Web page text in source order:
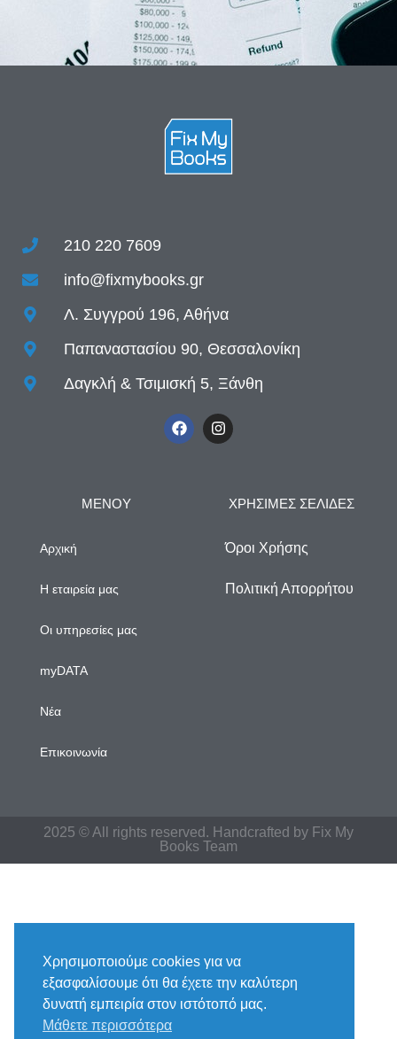
210 220 7609
info@fixmybooks.gr
Λ. Συγγρού 196, Αθήνα
Παπαναστασίου 90, Θεσσαλονίκη
Δαγκλή & Τσιμισκή 5, Ξάνθη
ΜΕΝΟΥ
Αρχική
Η εταιρεία μας
Οι υπηρεσίες μας
myDATA
Νέα
Επικοινωνία
ΧΡΗΣΙΜΕΣ ΣΕΛΙΔΕΣ
Όροι Χρήσης
Πολιτική Απορρήτου
2025 © All rights reserved. Handcrafted by Fix My
Books Team
Χρησιμοποιούμε cookies για να
εξασφαλίσουμε ότι θα έχετε την καλύτερη
δυνατή εμπειρία στον ιστότοπό μας.
Μάθετε περισσότερα